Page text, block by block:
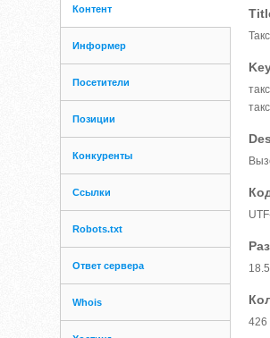
Контент
Информер
Посетители
Позиции
Конкуренты
Ссылки
Robots.txt
Ответ сервера
Whois
426